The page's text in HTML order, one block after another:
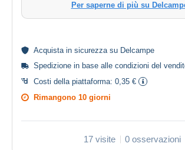
Per saperne di più su
Acquista in sicurezzasu Delcampe
Spedizione in base alle condizioni del
Costi della piattaforma: 0,35 €
Rimangono 10 giorni
17 visite 0 osservazioni